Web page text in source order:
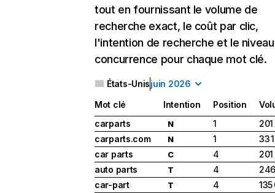
tout en fournissant le volume de
recherche exact, le coût par clic,
l'intention de recherche et le
concurrence pour chaque mot clé.
États-Unisjuin 2026
Mot clé Intention Position
carparts
N 1
carparts.com
N 1
33
car parts
C 4
auto parts
T 4
car-part
T 4